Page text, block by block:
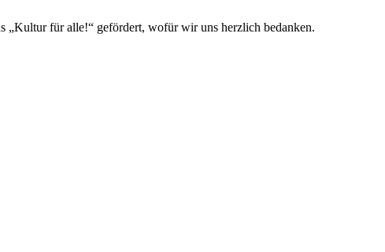
für alle!“ gefördert, wofür wir uns herzlich bedanken.